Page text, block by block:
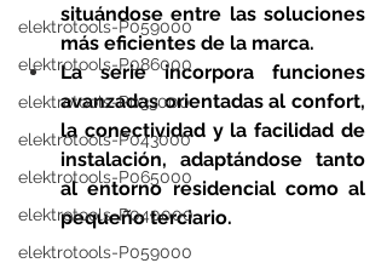
elektrotools-P059000
elektrotools-P086000
elektrotools-P033000
elektrotools-P043000
elektrotools-P065000
elektrotools-P040000
elektrotools-P059000
situándose entre las soluciones
más eficientes de la marca.
La serie incorpora funciones
avanzadas orientadas al confort,
la conectividad y la facilidad de
instalación, adaptándose tanto
al entorno residencial como al
pequeño terciario.